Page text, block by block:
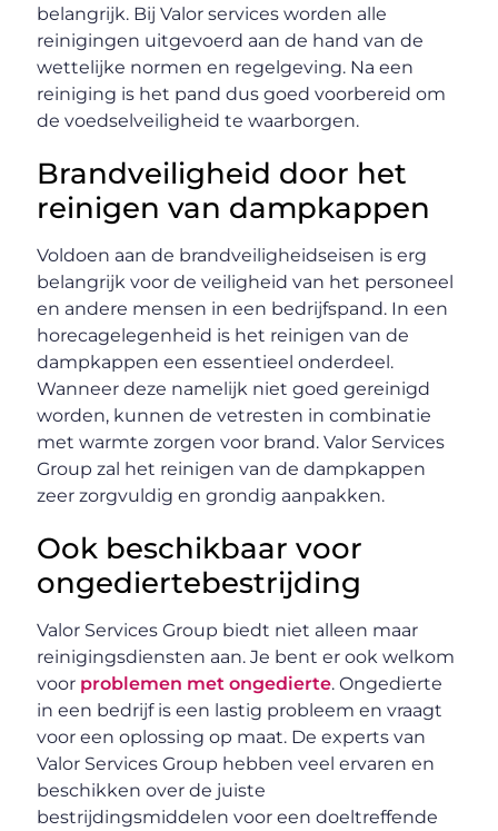
belangrijk. Bij Valor services worden alle
reinigingen uitgevoerd aan de hand van de
wettelijke normen en regelgeving. Na een
reiniging is het pand dus goed voorbereid om
de voedselveiligheid te waarborgen.
Brandveiligheid door het
reinigen van dampkappen
Voldoen aan de brandveiligheidseisen is erg
belangrijk voor de veiligheid van het personeel
en andere mensen in een bedrijfspand. In een
horecagelegenheid is het reinigen van de
dampkappen een essentieel onderdeel.
Wanneer deze namelijk niet goed gereinigd
worden, kunnen de vetresten in combinatie
met warmte zorgen voor brand. Valor Services
Group zal het reinigen van de dampkappen
zeer zorgvuldig en grondig aanpakken.
Ook beschikbaar voor
ongediertebestrijding
Valor Services Group biedt niet alleen maar
reinigingsdiensten aan. Je bent er ook welkom
voor problemen met ongedierte. Ongedierte
in een bedrijf is een lastig probleem en vraagt
voor een oplossing op maat. De experts van
Valor Services Group hebben veel ervaren en
beschikken over de juiste
bestrijdingsmiddelen voor een doeltreffende